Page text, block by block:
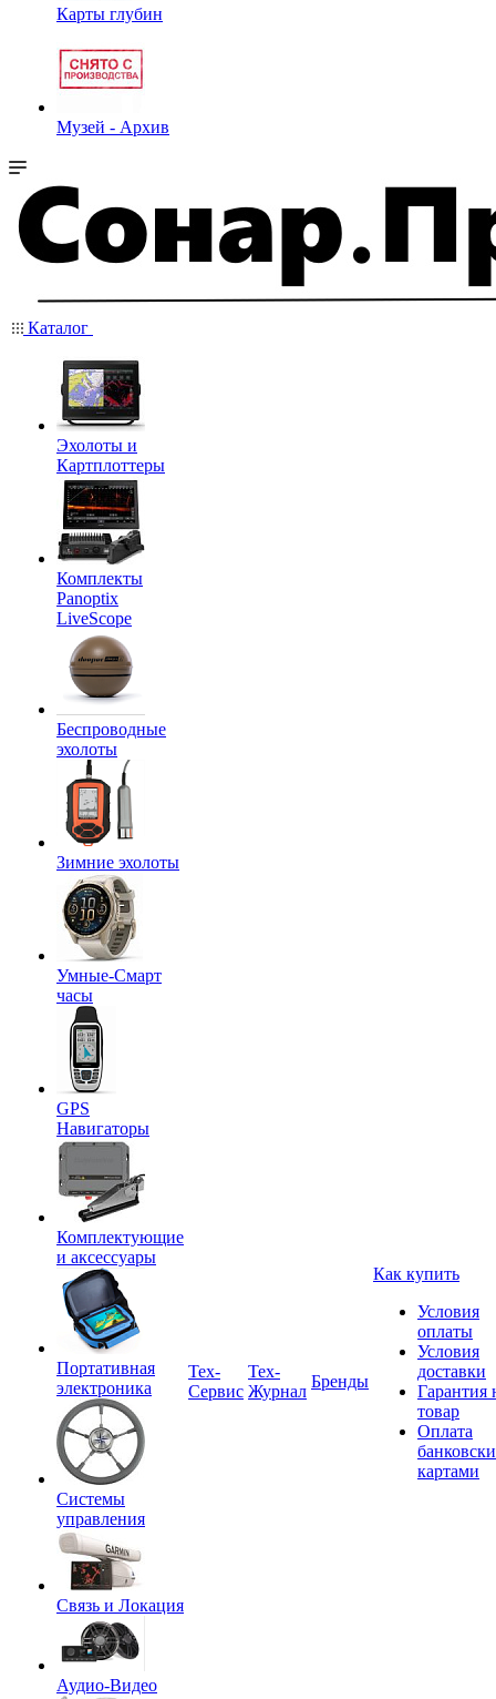
Карты глубин
Музей - Архив
Каталог
Эхолоты и
Картплоттеры
Комплекты
Panoptix
LiveScope
Беспроводные
эхолоты
Зимние эхолоты
Умные-Смарт
часы
GPS
Навигаторы
Комплектующие
и аксессуары
Портативная
электроника
Системы
управления
Связь и Локация
Аудио-Видео
Tex-
Сервис
Тех-
Журнал
Бренды
Как купить
Условия
оплаты
Условия
доставки
Гарантия
товар
Оплата
картами